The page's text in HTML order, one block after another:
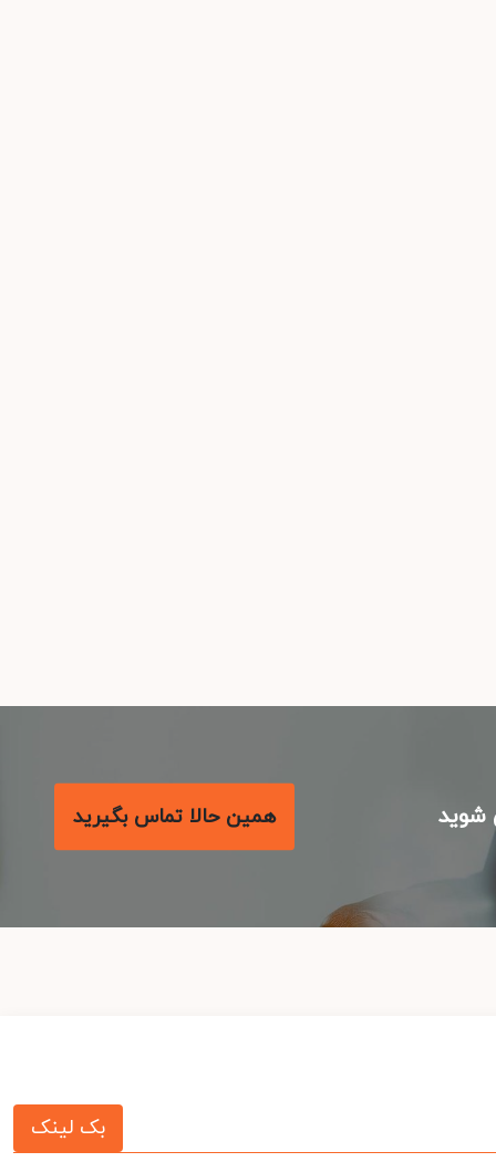
همین حالا تماس بگیرید
بک لینک